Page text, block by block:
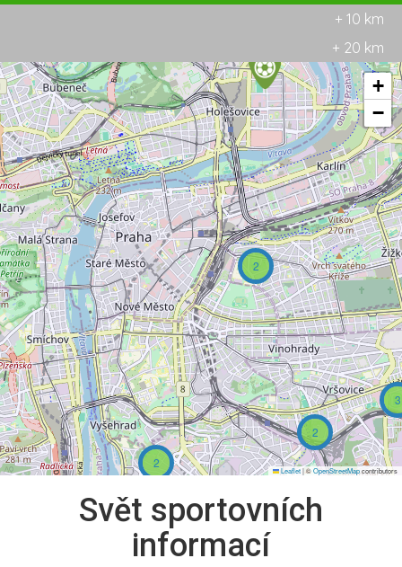
+ 10 km
+ 20 km
2
2
2
3
+
−
Leaflet|©OpenStreetMapcontributors
Svět sportovních
informací